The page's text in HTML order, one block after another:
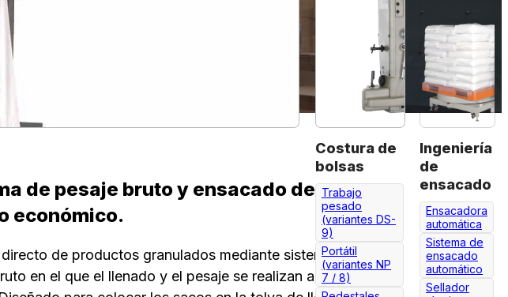
Costura de
bolsas
Trabajo
pesado
(variantes DS-
9)
Portátil
(variantes NP
7 / 8)
Ingeniería
de
ensacado
Ensacadora
automática
Sistema de
ensacado
automático
Sellador
de pesaje bruto y ensacado de
económico.
de productos granulados mediante sistema de
en el que el llenado y el pesaje se realizan al mismo